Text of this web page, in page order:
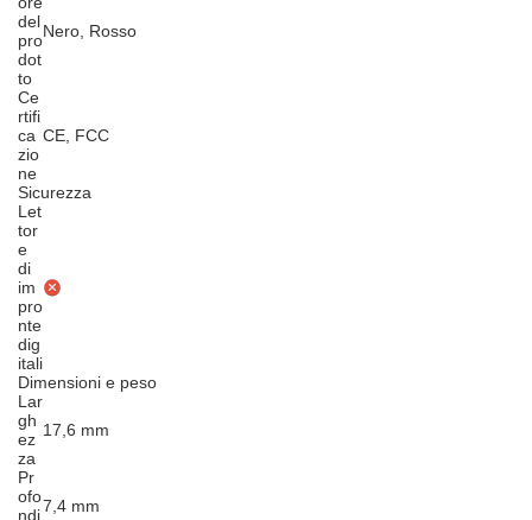
del
pro
dot
to
Nero, Rosso
Ce
rtifi
ca
zio
ne
CE, FCC
Sicurezza
Let
tor
e
di
im
pro
nte
dig
itali
Dimensioni e peso
Lar
gh
ez
za
17,6 mm
Pr
ofo
ndi7,4 mm